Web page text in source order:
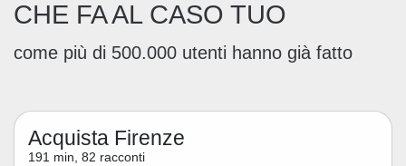
CHE FA AL CASO TUO
come più di 500.000 utenti hanno già fatto
Acquista Firenze
191 min, 82 racconti